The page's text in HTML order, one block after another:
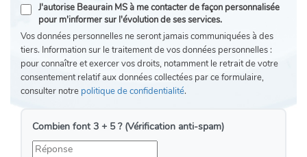
J'autorise Beaurain MS à me contacter de façon personnalisée
pour m'informer sur l'évolution de ses services.
Vos données personnelles ne seront jamais communiquées à des
tiers. Information sur le traitement de vos données personnelles :
pour connaître et exercer vos droits, notamment le retrait de votre
consentement relatif aux données collectées par ce formulaire,
consulter notre politique de confidentialité.
Combien font 3 + 5 ? (Vérification anti-spam)